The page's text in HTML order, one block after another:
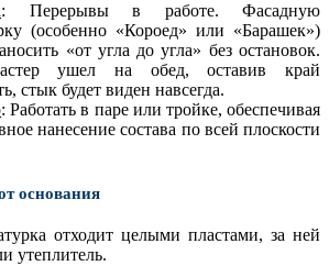
: Перерывы в работе. Фасадную
(особенно «Короед» или «Барашек»)
«от угла до угла» без остановок.
ушел на обед, оставив край
стык будет виден навсегда.
: Работать в паре или тройке, обеспечивая
нанесение состава по всей плоскости
основания
отходит целыми пластами, за ней
утеплитель.